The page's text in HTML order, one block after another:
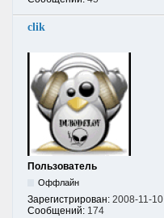
clik
Пользователь
Оффлайн
Зарегистрирован: 2008-11-10
Сообщений: 174